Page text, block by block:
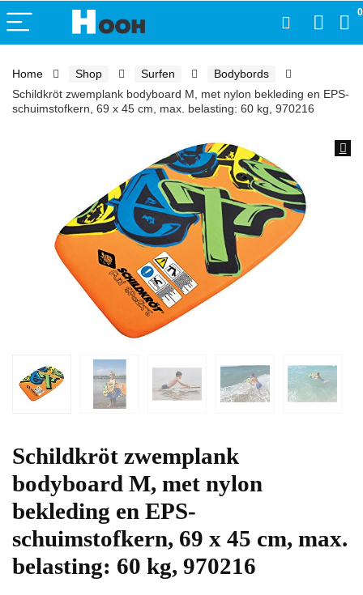
0
Home Shop Surfen
Bodybords
Schildkröt zwemplank bodyboard M, met nylon bekleding en EPS-
schuimstofkern, 69 x 45 cm, max. belasting: 60 kg, 970216
Schildkröt zwemplank
bodyboard M, met nylon
bekleding en EPS-
schuimstofkern, 69 x 45 cm, max.
belasting: 60 kg, 970216